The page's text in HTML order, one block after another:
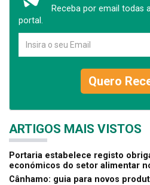
Receba por email todas
portal.
Quero
ARTIGOS MAIS VISTOS
Portaria estabelece registo
económicos do setor alimentar
Cânhamo: guia para novos